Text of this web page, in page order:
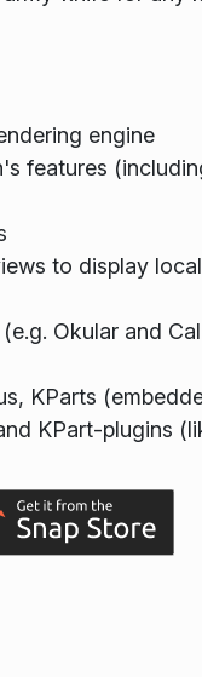
engine
features
to display
Okular and
KParts
KPart-plugins